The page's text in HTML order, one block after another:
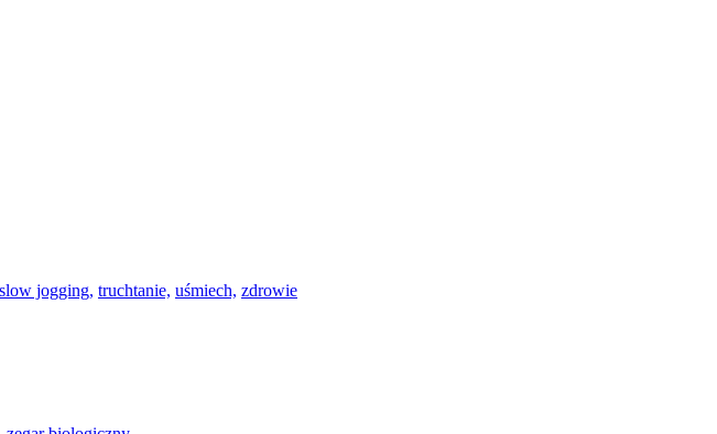
slow jogging, truchtanie, uśmiech, zdrowie